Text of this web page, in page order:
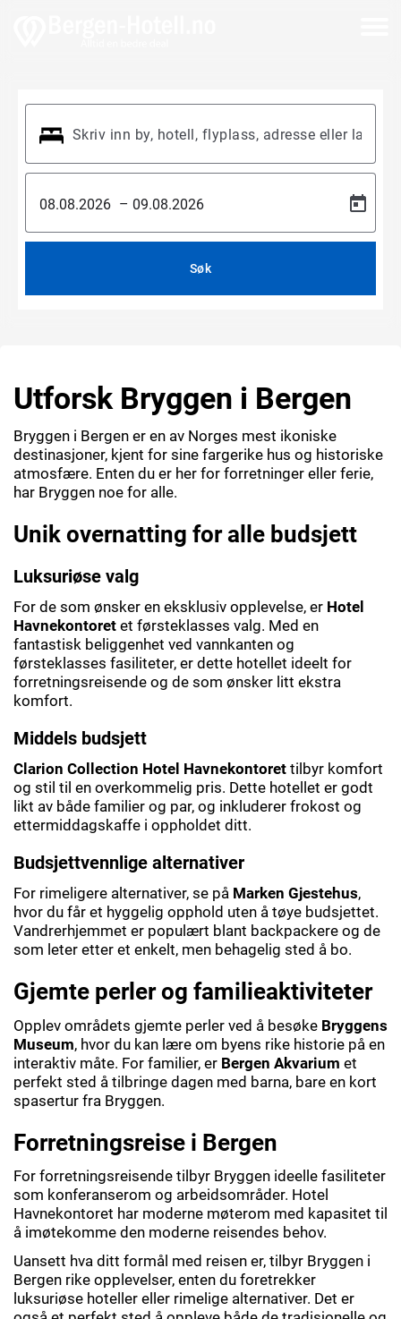
–
Søk
Utforsk Bryggen i Bergen
Bryggen i Bergen er en av Norges mest ikoniske
destinasjoner, kjent for sine fargerike hus og historiske
atmosfære. Enten du er her for forretninger eller ferie,
har Bryggen noe for alle.
Unik overnatting for alle budsjett
Luksuriøse valg
For de som ønsker en eksklusiv opplevelse, er Hotel
Havnekontoret et førsteklasses valg. Med en
fantastisk beliggenhet ved vannkanten og
førsteklasses fasiliteter, er dette hotellet ideelt for
forretningsreisende og de som ønsker litt ekstra
komfort.
Middels budsjett
Clarion Collection Hotel Havnekontoret tilbyr komfort
og stil til en overkommelig pris. Dette hotellet er godt
likt av både familier og par, og inkluderer frokost og
ettermiddagskaffe i oppholdet ditt.
Budsjettvennlige alternativer
For rimeligere alternativer, se på Marken Gjestehus,
hvor du får et hyggelig opphold uten å tøye budsjettet.
Vandrerhjemmet er populært blant backpackere og de
som leter etter et enkelt, men behagelig sted å bo.
Gjemte perler og familieaktiviteter
Opplev områdets gjemte perler ved å besøke Bryggens
Museum, hvor du kan lære om byens rike historie på en
interaktiv måte. For familier, er Bergen Akvarium et
perfekt sted å tilbringe dagen med barna, bare en kort
spasertur fra Bryggen.
Forretningsreise i Bergen
For forretningsreisende tilbyr Bryggen ideelle fasiliteter
som konferanserom og arbeidsområder. Hotel
Havnekontoret har moderne møterom med kapasitet til
å imøtekomme den moderne reisendes behov.
Uansett hva ditt formål med reisen er, tilbyr Bryggen i
Bergen rike opplevelser, enten du foretrekker
luksuriøse hoteller eller rimelige alternativer. Det er